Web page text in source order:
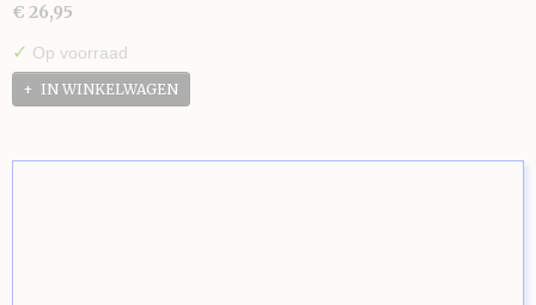
€ 26,95
✓ Op voorraad
IN WINKELWAGEN